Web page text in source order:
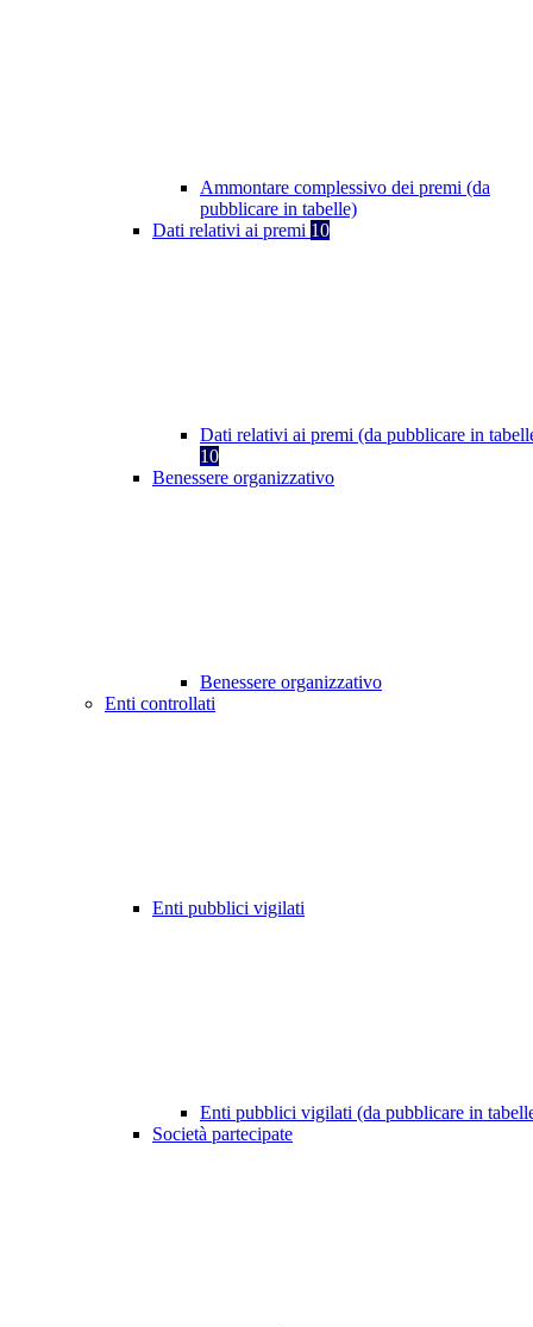
Ammontare complessivo dei premi (da
pubblicare in tabelle)
Dati relativi ai premi 10
Dati relativi ai premi (da pubblicare in
10
Benessere organizzativo
Benessere organizzativo
Enti controllati
Enti pubblici vigilati
Enti pubblici vigilati (da pubblicare in
Società partecipate